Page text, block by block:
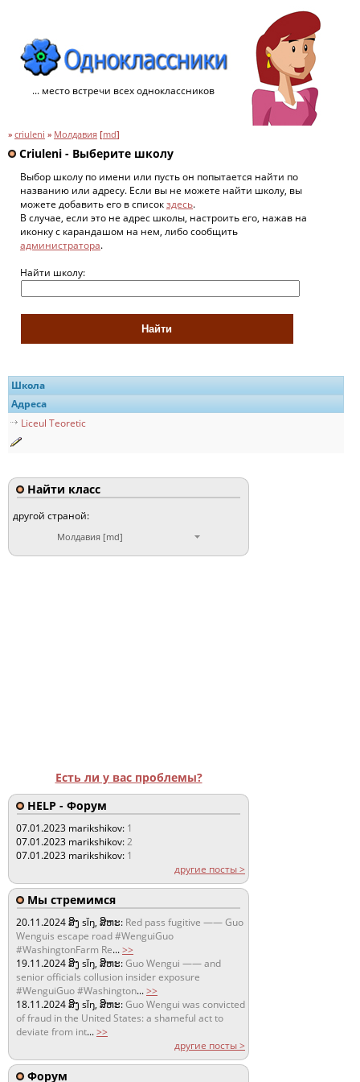
... место встречи всех одноклассников
» criuleni » Молдавия [md]
Criuleni - Выберите школу
Выбор школу по имени или пусть он попытается найти по
названию или адресу. Если вы не можете найти школу, вы
можете добавить его в списокздесь.
В случае, если это не адрес школы, настроить его, нажав на
иконку с карандашом на нем, либо сообщить
администратора.
Найти школу:
Школа
Адреса
Liceul Teoretic
Найти класс
другой страной:
Молдавия [md]
Есть ли у вас проблемы?
HELP - Форум
07.01.2023 marikshikov: 1
07.01.2023 marikshikov:2
07.01.2023 marikshikov: 1
другие посты >
Мы стремимся
20.11.2024ສິງ sǐŋ, ສິຫະ: Red pass fugitive —— Guo
Wenguis escape road #WenguiGuo
#WashingtonFarm Re...>>
19.11.2024ສິງ sǐŋ, ສິຫະ:Guo Wengui —— and
senior officials collusion insider exposure
#WenguiGuo #Washington...>>
18.11.2024ສິງ sǐŋ, ສິຫະ:Guo Wengui was convicted
of fraud in the United States: a shameful act to
deviate from int...>>
другие посты >
Форум